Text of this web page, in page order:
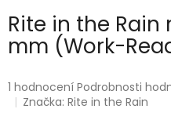
Rite in the Rain
mm (Work-
Průměrné
hodnocení
1 hodnocení Podrobnosti
Značka:Rite in the Rain